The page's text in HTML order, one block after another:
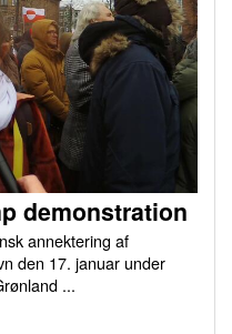
demonstration
annektering af
den 17. januar under
...